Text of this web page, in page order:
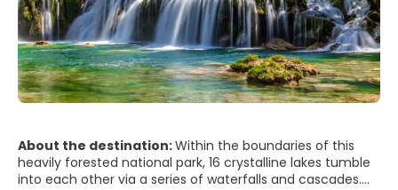
About the destination:Within the boundaries of this
heavily forested national park, 16 crystalline lakes tumble
into each other via a series of waterfalls and cascades.